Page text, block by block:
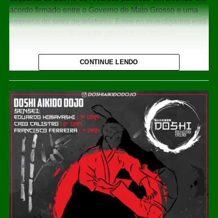
acordo firmado entre o Governo de Mato Grosso e uma
empresa do setor de telefonia. Entre os investigados está
Foram cumpridos25 mandados de busca e apreensão
em Mato Grosso, São Paulo, Rondônia e Ceará, por
Cuiabá, agentes estiveram na residência de Mauro
Mendes e também realizaram diligências na sede da
Procuradoria-Geral do Estado (PGE-MT).
Segundo a investigação, o acordo analisado teria sido
utilizado para desviar mais deR$ 308 milhões
dos cofres
públicos por meio de uma complexa movimentação
financeira envolvendo fundos de investimento e
empresas, com o objetivo de dificultar o rastreamento dos
recursos.
Além das buscas, a Justiça determinou o bloqueio de
CONTINUE LENDO